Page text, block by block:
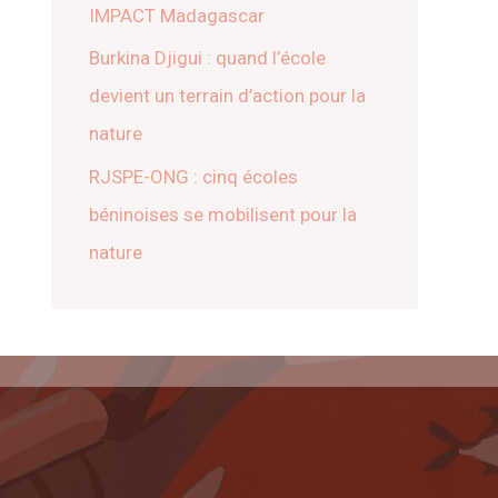
IMPACT Madagascar
Burkina Djigui : quand l’école
devient un terrain d’action pour la
nature
RJSPE-ONG : cinq écoles
béninoises se mobilisent pour la
nature